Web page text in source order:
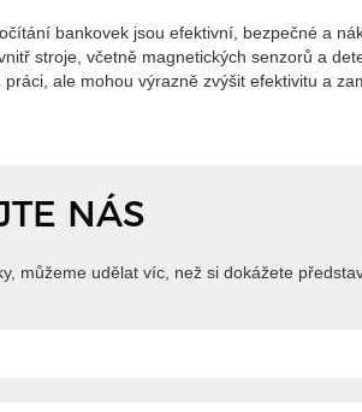
bankovek jsou efektivní, bezpečné a
stroje, včetně magnetických senzorů a
ale mohou výrazně zvýšit efektivitu a
NÁS
můžeme udělat víc, než si dokážete